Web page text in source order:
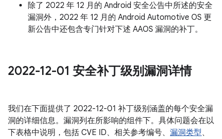
除了 2022 年 12 月的 Android 安全公告中所述的安全
漏洞外，2022 年 12 月的 Android Automotive OS 更
新公告中还包含专门针对下述 AAOS 漏洞的补丁。
2022-12-01 安全补丁级别漏洞详情
我们在下面提供了 2022-12-01 补丁级别涵盖的每个安全漏
洞的详细信息。漏洞列在所影响的组件下。具体问题会在以
下表格中说明，包括 CVE ID、相关参考编号、 漏洞类型、